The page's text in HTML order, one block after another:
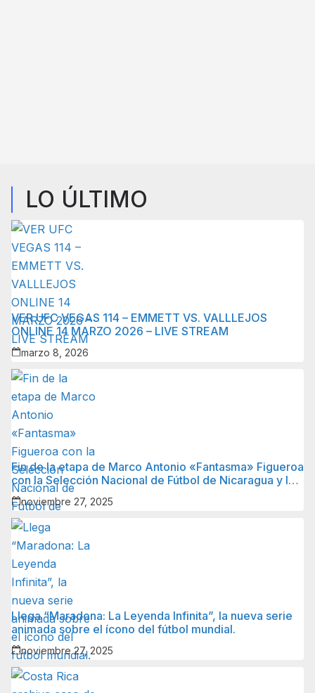
LO ÚLTIMO
VER UFC VEGAS 114 – EMMETT VS. VALLLEJOS
ONLINE 14 MARZO 2026 – LIVE STREAM
marzo 8, 2026
Fin de la etapa de Marco Antonio «Fantasma» Figueroa
con la Selección Nacional de Fútbol de Nicaragua y lo
que sigue para él.
noviembre 27, 2025
Llega “Maradona: La Leyenda Infinita”, la nueva serie
animada sobre el ícono del fútbol mundial.
noviembre 27, 2025